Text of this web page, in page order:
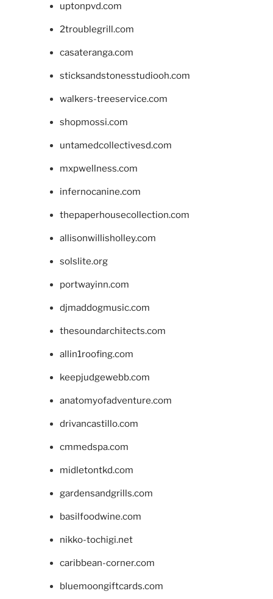
uptonpvd.com
2troublegrill.com
casateranga.com
sticksandstonesstudiooh.com
walkers-treeservice.com
shopmossi.com
untamedcollectivesd.com
mxpwellness.com
infernocanine.com
thepaperhousecollection.com
allisonwillisholley.com
solslite.org
portwayinn.com
djmaddogmusic.com
thesoundarchitects.com
allin1roofing.com
keepjudgewebb.com
anatomyofadventure.com
drivancastillo.com
cmmedspa.com
midletontkd.com
gardensandgrills.com
basilfoodwine.com
nikko-tochigi.net
caribbean-corner.com
bluemoongiftcards.com